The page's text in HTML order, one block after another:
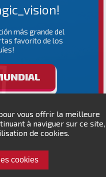
vous offrir la meilleure
à naviguer sur ce site,
de cookies.
cookies
más grande del
favorito de los